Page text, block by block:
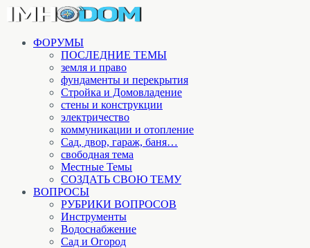
ФОРУМЫ
ПОСЛЕДНИЕ ТЕМЫ
земля и право
фундаменты и перекрытия
Стройка и Домовладение
стены и конструкции
электричество
коммуникации и отопление
Cад, двор, гараж, баня…
свободная тема
Местные Темы
СОЗДАТЬ СВОЮ ТЕМУ
ВОПРОСЫ
РУБРИКИ ВОПРОСОВ
Инструменты
Водоснабжение
Сад и Огород